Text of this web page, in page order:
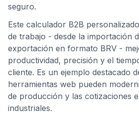
seguro.
Este calculador B2B
de trabajo - desde la importación
exportación en formato BRV -
productividad, precisión y el
cliente. Es un ejemplo destacado
herramientas web pueden
de producción y las cotizaciones
industriales.